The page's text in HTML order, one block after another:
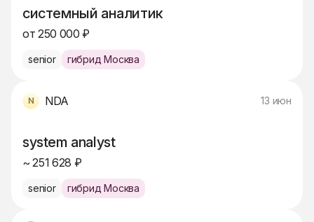
системный аналитик
от 250 000 ₽
senior гибрид Москва
NDA 13 июн
system analyst
~ 251 628 ₽
senior гибрид Москва